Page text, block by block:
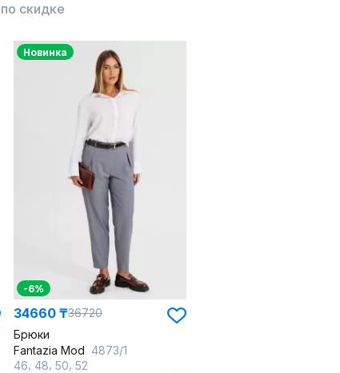
по скидке
Новинка
-6%
34660 ₸36720
Брюки
Fantazia Mod 4873/1
46 48 50 52